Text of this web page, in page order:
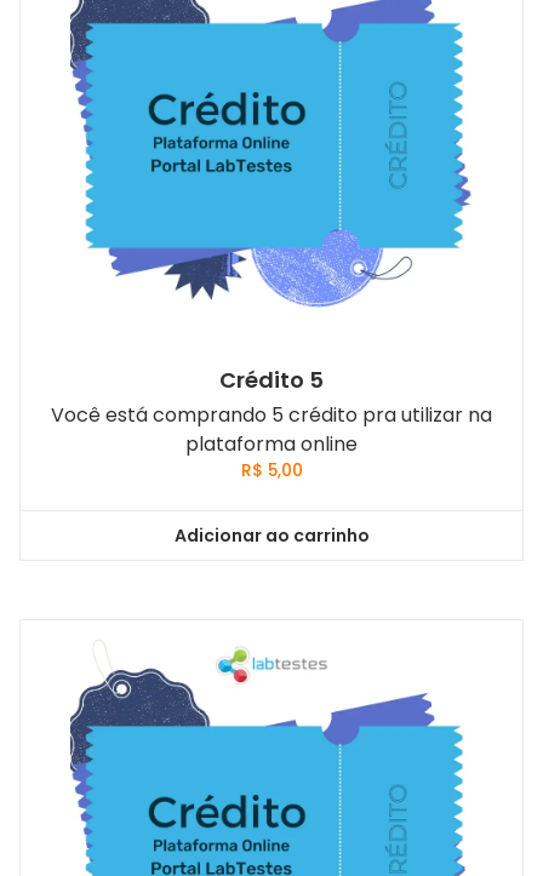
Crédito 5
Você está comprando 5 crédito pra utilizar na
plataforma online
R$ 5,00
Adicionar ao carrinho